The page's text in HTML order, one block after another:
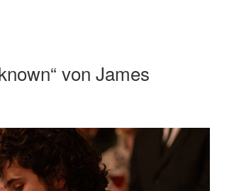
von James